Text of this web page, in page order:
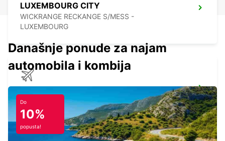
LUXEMBOURG CITY
WICKRANGE RECKANGE S/MESS -
LUXEMBOURG
HAHN-FLUGHAFEN - GERMANY
Današnje ponude za najam
automobila i kombija
Do
10%
popusta!